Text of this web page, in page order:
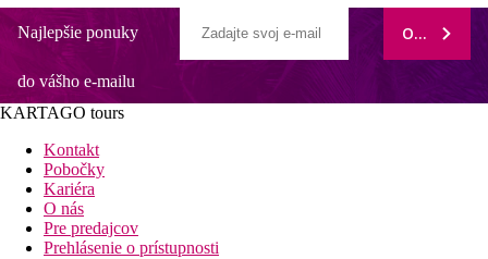
Najlepšie ponuky
do vášho e-mailu
ODOBERAŤ
KARTAGO tours
Kontakt
Pobočky
Kariéra
O nás
Pre predajcov
Prehlásenie o prístupnosti